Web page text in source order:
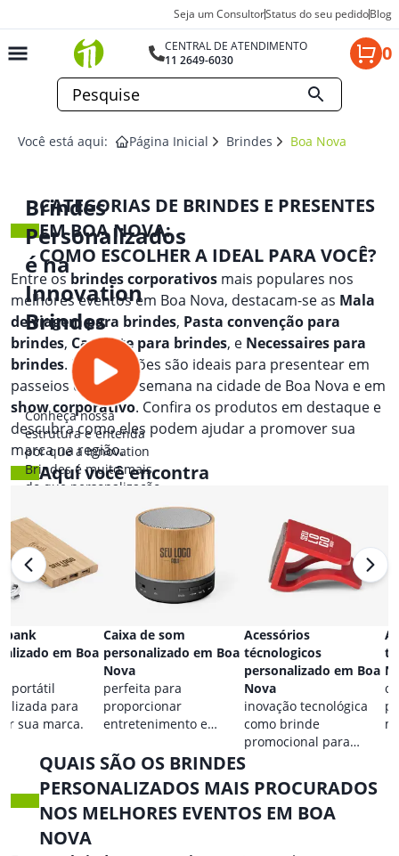
Seja um ConsultorStatus do seu pedidoBlog
CENTRAL DE ATENDIMENTO
11 2649-6030
0
Você está aqui: Página Inicial Brindes Boa Nova
Brindes
Personalizados
é na
Innovation
Brindes
Conheça nossa
estrutura e entenda
por que a Innovation
Brindes é muito mais
do que personalização.
CATEGORIAS DE BRINDES E PRESENTES
EM BOA NOVA:
COMO ESCOLHER A IDEAL PARA VOCÊ?
Entre osbrindes corporativos mais populares nos
melhores eventos em Boa Nova, destacam-se as Mala
de viagem para brindes, Pasta convenção para
brindes, Canivete para brindes, e Necessaires para
brindes. Essas opções são ideais para presentear em
passeios de fim de semana na cidade de Boa Nova e em
show corporativo. Confira os produtos em destaque e
descubra como eles podem ajudar a promover sua
marca na região.
Aqui você encontra
bank
em Boa
portátil
para
sua marca.
Caixa de som
personalizado em Boa
Nova
perfeita para
proporcionar
entretenimento e
qualquer ocasião.
Acessórios
técnologicos
personalizado em Boa
Nova
inovação tecnológica
como brinde
promocional para
eventos.
QUAIS SÃO OS BRINDES
PERSONALIZADOS MAIS PROCURADOS
NOS MELHORES EVENTOS EM BOA
NOVA